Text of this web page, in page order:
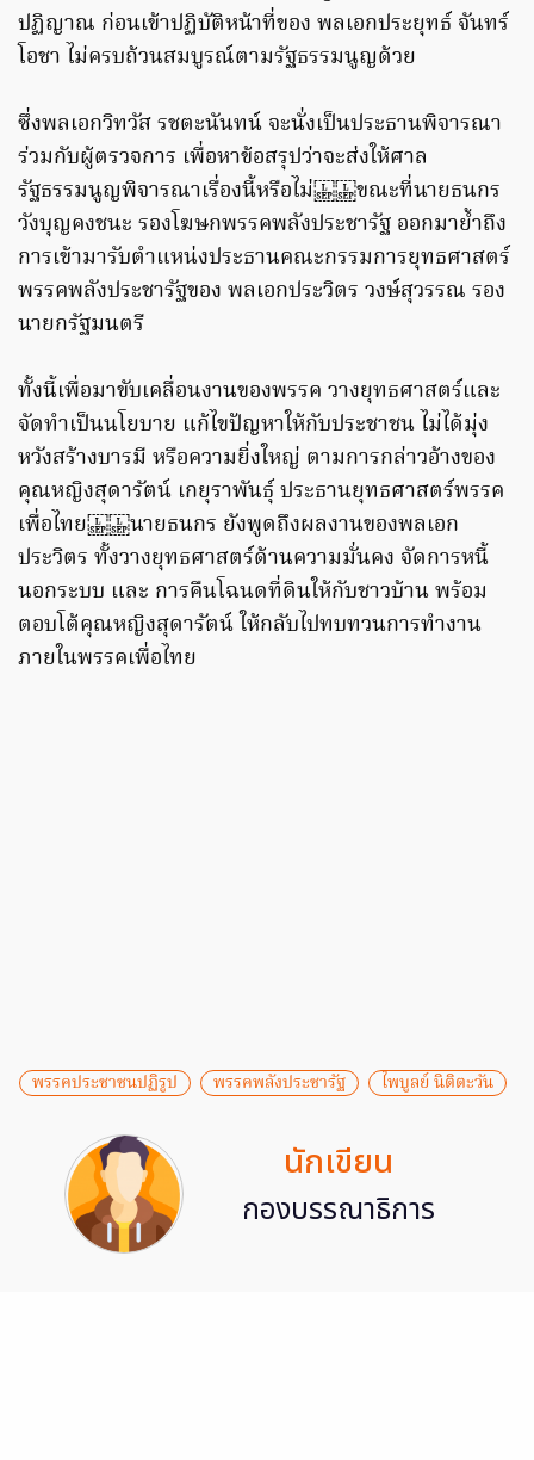
ปฏิญาณ ก่อนเข้าปฏิบัติหน้าที่ของ พลเอกประยุทธ์ จันทร์
โอชา ไม่ครบถ้วนสมบูรณ์ตามรัฐธรรมนูญด้วย
ซึ่งพลเอกวิทวัส รชตะนันทน์ จะนั่งเป็นประธานพิจารณา
ร่วมกับผู้ตรวจการ เพื่อหาข้อสรุปว่าจะส่งให้ศาล
รัฐธรรมนูญพิจารณาเรื่องนี้หรือไม่ ขณะที่นายธนกร
วังบุญคงชนะ รองโฆษกพรรคพลังประชารัฐ ออกมาย้ำถึง
การเข้ามารับตำแหน่งประธานคณะกรรมการยุทธศาสตร์
พรรคพลังประชารัฐของ พลเอกประวิตร วงษ์สุวรรณ รอง
นายกรัฐมนตรี
ทั้งนี้เพื่อมาขับเคลื่อนงานของพรรค วางยุทธศาสตร์และ
จัดทำเป็นนโยบาย แก้ไขปัญหาให้กับประชาชน ไม่ได้มุ่ง
หวังสร้างบารมี หรือความยิ่งใหญ่ ตามการกล่าวอ้างของ
คุณหญิงสุดารัตน์ เกยุราพันธุ์ ประธานยุทธศาสตร์พรรค
เพื่อไทย นายธนกร ยังพูดถึงผลงานของพลเอก
ประวิตร ทั้งวางยุทธศาสตร์ด้านความมั่นคง จัดการหนี้
นอกระบบ และ การคืนโฉนดที่ดินให้กับชาวบ้าน พร้อม
ตอบโต้คุณหญิงสุดารัตน์ ให้กลับไปทบทวนการทำงาน
ภายในพรรคเพื่อไทย
พรรคประชาชนปฏิรูป พรรคพลังประชารัฐ ไพบูลย์ นิติตะวัน
นักเขียน
กองบรรณาธิการ